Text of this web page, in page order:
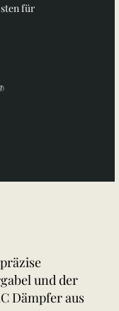
für
und der
Dämpfer aus